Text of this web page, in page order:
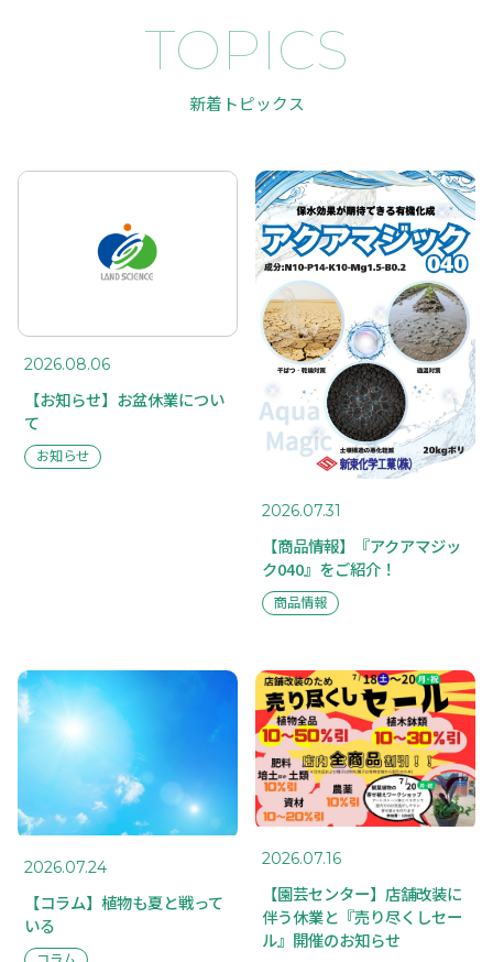
ついて
COMPANY
BUSINESS
事業案内
CASE STUDY
SUSTAINABILITY
RECRUIT
採用情報
TOPICS
トピックス
MAIL FORM
TOPICS
新着トピックス
2026.08.06
【お知らせ】お盆休業につい
て
お知らせ
2026.07.31
【商品情報】『アクアマジッ
ク040』をご紹介！
商品情報
2026.07.24
【コラム】植物も夏と戦って
いる
2026.07.16
【園芸センター】店舗改装に
伴う休業と『売り尽くしセー
ル』開催のお知らせ